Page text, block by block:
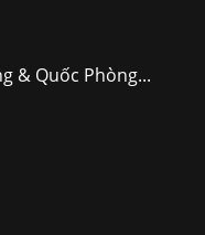
& Quốc Phòng...